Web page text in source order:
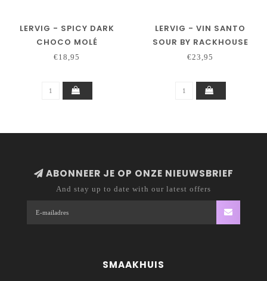
LERVIG - SPICY DARK
CHOCO MOLÉ
(RACKHOUSE)
€18,95
LERVIG - VIN SANTO
SOUR BY RACKHOUSE
€23,95
ABONNEER JE OP ONZE NIEUWSBRIEF
And stay up to date with our latest offers
SMAAKHUIS